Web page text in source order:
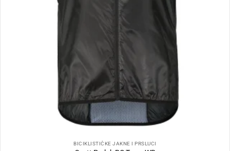
BICIKLISTIČKE JAKNE I PRSLUCI